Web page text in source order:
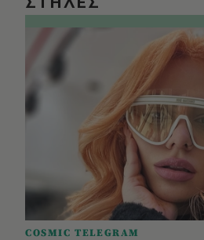
COSMIC TELEGRAM